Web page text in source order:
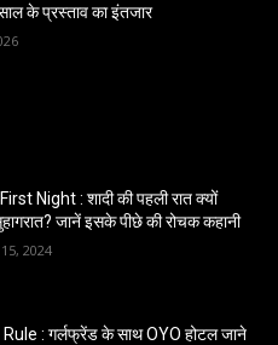
के प्रस्ताव का इंतजार
Night : शादी की पहली रात क्यों
जानें इसके पीछे की रोचक कहानी
2024
: गर्लफ्रेंड के साथ OYO होटल जाने